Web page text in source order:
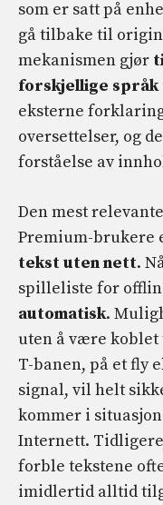
som er satt på
gå tilbake til
mekanismen gjør
forskjellige språk
eksterne
oversettelser, og
forståelse av
Den mest
Premium-brukere
tekst uten nett.
spilleliste for
automatisk.
uten å være
T-banen, på et fly
signal, vil helt
kommer i
Internett.
forble tekstene
imidlertid alltid